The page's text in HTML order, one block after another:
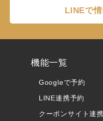
LINEで
機能一覧
Googleで予約
LINE連携予約
クーポンサイト連携